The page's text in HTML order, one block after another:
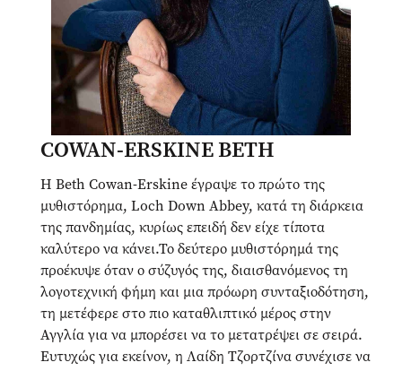
COWAN-ERSKINE BETH
Η Beth Cowan-Erskine έγραψε το πρώτο της
μυθιστόρημα, Loch Down Abbey, κατά τη διάρκεια
της πανδημίας, κυρίως επειδή δεν είχε τίποτα
καλύτερο να κάνει.Το δεύτερο μυθιστόρημά της
προέκυψε όταν ο σύζυγός της, διαισθανόμενος τη
λογοτεχνική φήμη και μια πρόωρη συνταξιοδότηση,
τη μετέφερε στο πιο καταθλιπτικό μέρος στην
Αγγλία για να μπορέσει να το μετατρέψει σε σειρά.
Ευτυχώς για εκείνον, η Λαίδη Τζορτζίνα συνέχισε να